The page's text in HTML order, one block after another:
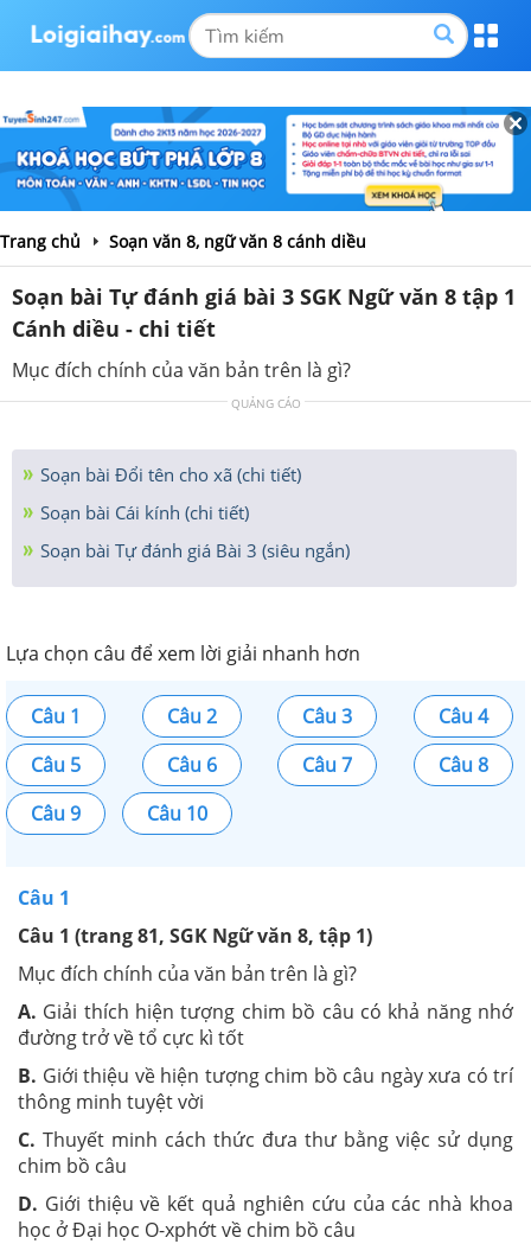
Trang chủ Soạn văn 8, ngữ văn 8 cánh diều
Soạn bài Tự đánh giá bài 3 SGK Ngữ văn 8 tập 1
Cánh diều - chi tiết
Mục đích chính của văn bản trên là gì?
QUẢNG CÁO
Soạn bài Đổi tên cho xã (chi tiết)
Soạn bài Cái kính (chi tiết)
Soạn bài Tự đánh giá Bài 3 (siêu ngắn)
Lựa chọn câu để xem lời giải nhanh hơn
Câu 1 Câu 2 Câu 3
Câu 4
Câu 5
Câu 6 Câu 7
Câu 8
Câu 9
Câu 10
Câu 1
Câu 1 (trang 81, SGK Ngữ văn 8, tập 1)
Mục đích chính của văn bản trên là gì?
A. Giải thích hiện tượng chim bồ câu có khả năng nhớ
đường trở về tổ cực kì tốt
B. Giới thiệu về hiện tượng chim bồ câu ngày xưa có trí
thông minh tuyệt vời
C. Thuyết minh cách thức đưa thư bằng việc sử dụng
chim bồ câu
D. Giới thiệu về kết quả nghiên cứu của các nhà khoa
học ở Đại học O-xphớt về chim bồ câu